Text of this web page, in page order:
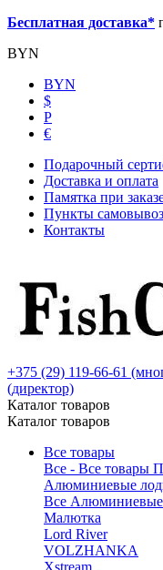
Бесплатная доставка*
BYN
BYN
$
Р
€
Подарочный
Доставка и оплата
Памятка при
Пункты
Контакты
+375 (29) 119-66-61
(директор)
Каталог товаров
Каталог товаров
Все товары
Все - Все товары
Алюминиевые
Все Алюминиевые
Малютка
Lord River
VOLZHANKA
Xstream